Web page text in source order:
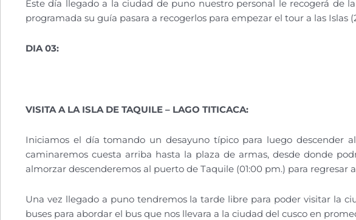
Este día llegado a la ciudad de puno nuestro personal le recogerá de
programada su guía pasara a recogerlos para empezar el tour a las Islas
DIA 03:
VISITA A LA ISLA DE TAQUILE – LAGO TITICACA:
Iniciamos el día tomando un desayuno típico para luego descender
caminaremos cuesta arriba hasta la plaza de armas, desde donde
almorzar descenderemos al puerto de Taquile (01:00 pm.) para
Una vez llegado a puno tendremos la tarde libre para poder visitar la
buses para abordar el bus que nos llevara a la ciudad del cusco en